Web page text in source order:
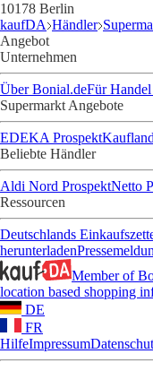
10178 Berlin
kaufDA Händler
Angebot
Unternehmen
Über Bonial.deFür
Supermarkt Angebote
EDEKA Prospekt
Beliebte Händler
Aldi Nord ProspektNetto
Ressourcen
Deutschlands
herunterladen
Member of
location based shopping
DE
FR
HilfeImpressum